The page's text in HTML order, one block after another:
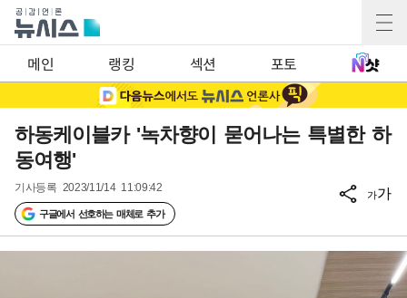
메인 랭킹 섹션 포토
하동케이블카 '녹차향이 묻어나는 특별한 하
동여행'
기사등록 2023/11/14 11:09:42
구글에서 선호하는 매체로 추가
가가